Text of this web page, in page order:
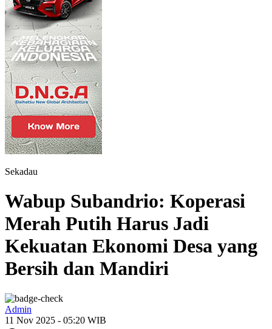
Sekadau
Wabup Subandrio: Koperasi
Merah Putih Harus Jadi
Kekuatan Ekonomi Desa yang
Bersih dan Mandiri
Admin
11 Nov 2025 - 05:20 WIB